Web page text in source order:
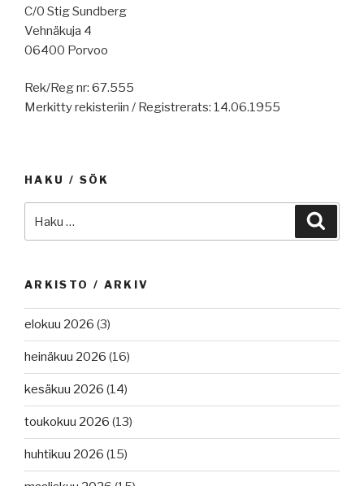
C/0 Stig Sundberg
Vehnäkuja 4
06400 Porvoo
Rek/Reg nr: 67.555
Merkitty rekisteriin / Registrerats: 14.06.1955
HAKU / SÖK
ARKISTO / ARKIV
elokuu 2026 (3)
heinäkuu 2026 (16)
kesäkuu 2026 (14)
toukokuu 2026 (13)
huhtikuu 2026 (15)